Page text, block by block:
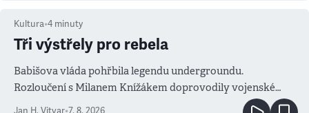
Kultura•4 minuty
Tři výstřely pro rebela
Babišova vláda pohřbila legendu undergroundu.
Rozloučení s Milanem Knížákem doprovodily vojenské
salvy i kritika pokrokářů